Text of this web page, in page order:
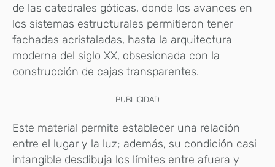
de las catedrales góticas, donde los avances en
los sistemas estructurales permitieron tener
fachadas acristaladas, hasta la arquitectura
moderna del siglo XX, obsesionada con la
construcción de cajas transparentes.
PUBLICIDAD
Este material permite establecer una relación
entre el lugar y la luz; además, su condición casi
intangible desdibuja los límites entre afuera y